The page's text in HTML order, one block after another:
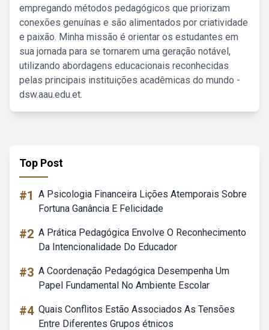
empregando métodos pedagógicos que priorizam
conexões genuínas e são alimentados por criatividade
e paixão. Minha missão é orientar os estudantes em
sua jornada para se tornarem uma geração notável,
utilizando abordagens educacionais reconhecidas
pelas principais instituições acadêmicas do mundo -
dsw.aau.edu.et.
Top Post
#1 A Psicologia Financeira Lições Atemporais Sobre
Fortuna Ganância E Felicidade
#2 A Prática Pedagógica Envolve O Reconhecimento
Da Intencionalidade Do Educador
#3 A Coordenação Pedagógica Desempenha Um
Papel Fundamental No Ambiente Escolar
#4 Quais Conflitos Estão Associados As Tensões
Entre Diferentes Grupos étnicos